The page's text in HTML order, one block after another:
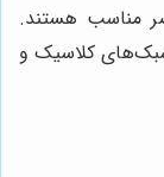
مناسب هستند.
کلاسیک و